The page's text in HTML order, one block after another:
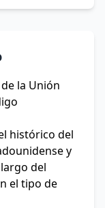
la Unión
histórico del
y
del
el tipo de